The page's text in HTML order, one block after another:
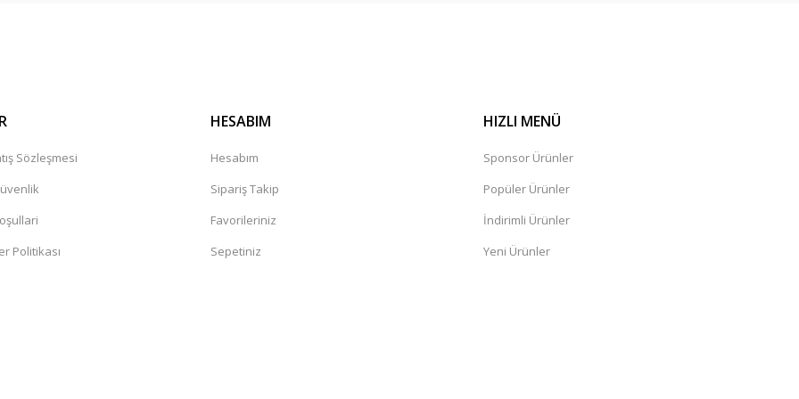
güvenilir bir mağaza
Yorumlara bakildiginda hep bi
şüphelerin artmasına neden
Sözleşmesi
Politikası
HESABIM
Hesabım
Sipariş Takip
Favorileriniz
Sepetiniz
HIZLI MENÜ
Sponsor Ürünler
Popüler Ürünler
İndirimli Ürünler
Yeni Ürünler